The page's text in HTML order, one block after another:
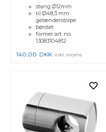
stang Ø12mm
til Ø48,3 mm
gelænderstolpe
børstet
former art. no.
13083104812
140,00 DKK inkl. moms